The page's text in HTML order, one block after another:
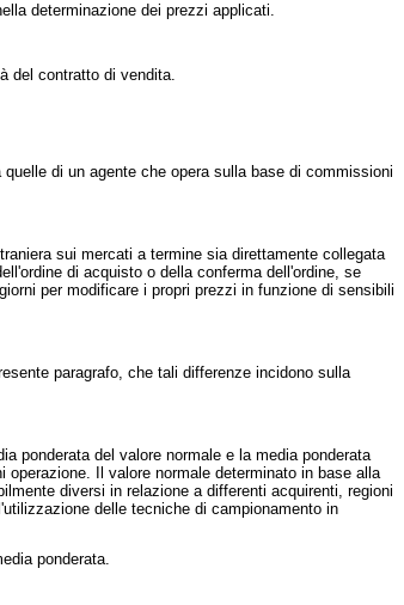
determinazione dei prezzi applicati.
del contratto di vendita.
di un agente che opera sulla base di commissioni
sui mercati a termine sia direttamente collegata
di acquisto o della conferma dell'ordine, se
per modificare i propri prezzi in funzione di sensibili
paragrafo, che tali differenze incidono sulla
ponderata del valore normale e la media ponderata
Il valore normale determinato in base alla
diversi in relazione a differenti acquirenti, regioni
delle tecniche di campionamento in
ponderata.